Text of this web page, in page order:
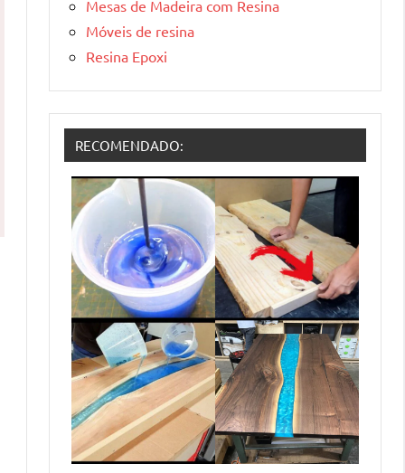
Mesas de Madeira com Resina
Móveis de resina
Resina Epoxi
RECOMENDADO: